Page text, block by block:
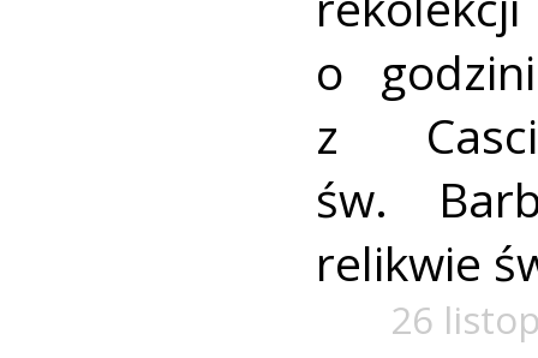
o
z
św.
relikwie
26